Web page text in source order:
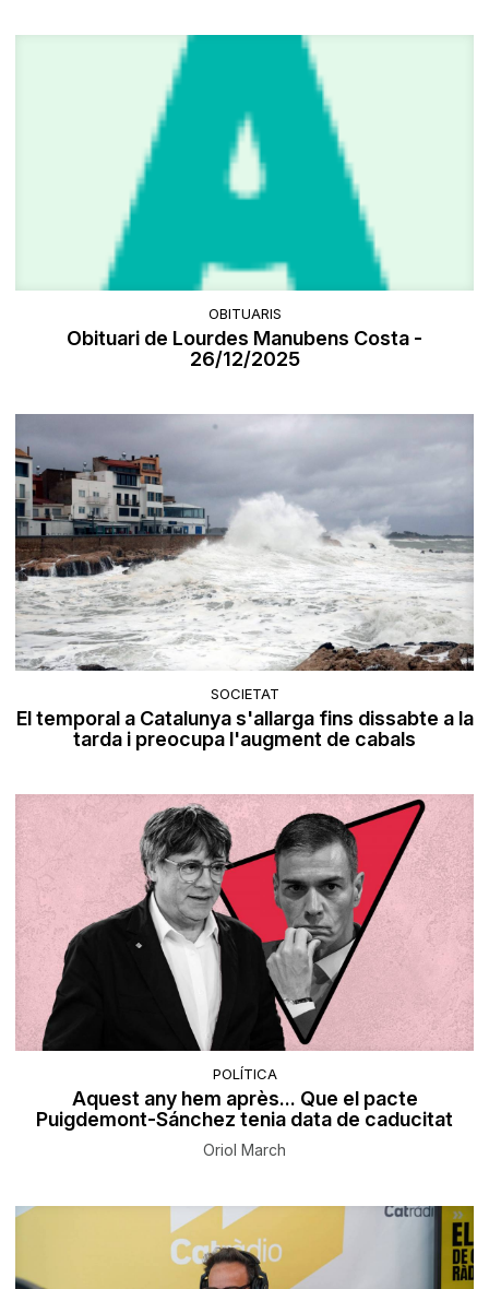
OBITUARIS
Obituari de Lourdes Manubens Costa -
26/12/2025
SOCIETAT
El temporal a Catalunya s'allarga fins dissabte a la
tarda i preocupa l'augment de cabals
POLÍTICA
Aquest any hem après... Que el pacte
Puigdemont-Sánchez tenia data de caducitat
Oriol March